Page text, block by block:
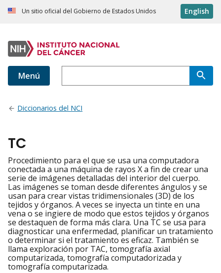
Un sitio oficial del Gobierno de Estados Unidos English
Menú
Diccionarios del NCI
TC
Procedimiento para el que se usa una computadora
conectada a una máquina de rayos X a fin de crear una
serie de imágenes detalladas del interior del cuerpo.
Las imágenes se toman desde diferentes ángulos y se
usan para crear vistas tridimensionales (3D) de los
tejidos y órganos. A veces se inyecta un tinte en una
vena o se ingiere de modo que estos tejidos y órganos
se destaquen de forma más clara. Una TC se usa para
diagnosticar una enfermedad, planificar un tratamiento
o determinar si el tratamiento es eficaz. También se
llama exploración por TAC, tomografía axial
computarizada, tomografía computadorizada y
tomografía computarizada.